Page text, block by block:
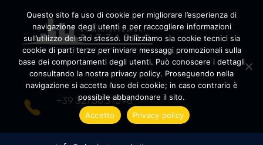
Amministrazioni Rizzardo
+39 327.36.31.598
Questo sito fa uso di cookie per migliorare l’esperienza di
navigazione degli utenti e per raccogliere informazioni
sull’utilizzo del sito stesso. Utilizziamo sia cookie tecnici sia
cookie di parti terze per inviare messaggi promozionali sulla
base dei comportamenti degli utenti. Può conoscere i dettagli
consultando la nostra privacy policy. Proseguendo nella
navigazione si accetta l’uso dei cookie; in caso contrario è
possibile abbandonare il sito.
Accetto
Privacy policy